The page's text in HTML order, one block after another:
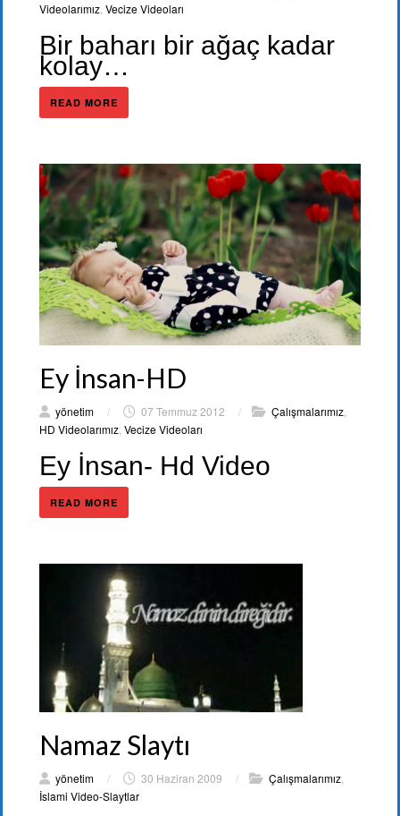
Videolarımız Vecize Videoları
Bir baharı bir ağaç kadar
kolay…
READ MORE
Ey İnsan-HD
yönetim / 07 Temmuz 2012 / Çalışmalarımız
HD Videolarımız Vecize Videoları
Ey İnsan- Hd Video
READ MORE
Namaz Slaytı
yönetim / 30 Haziran 2009 / Çalışmalarımız
İslami Video-Slaytlar